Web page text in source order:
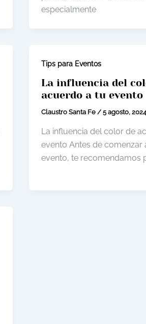
especialmente
Tips para Eventos
La influencia del
acuerdo a tu evento
Claustro Santa Fe/5 agosto,
La influencia del color de
evento Antes de comenzar
evento, te recomendamos